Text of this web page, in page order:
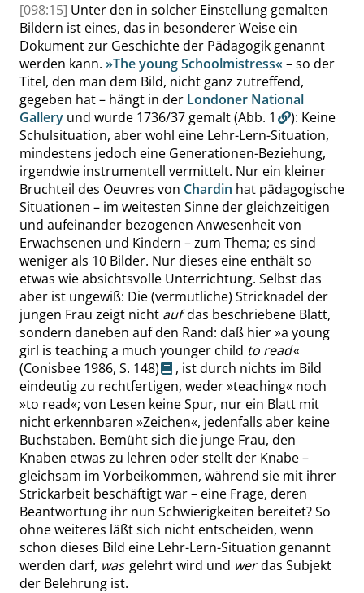
[098:15] Unter den in solcher Einstellung gemalten
Bildern ist eines, das in besonderer Weise ein
Dokument zur Geschichte der Pädagogik genannt
werden kann. »The young Schoolmistress« – so der
Titel, den man dem Bild, nicht ganz zutreffend,
gegeben hat – hängt in der Londoner National
Gallery und wurde 1736/37 gemalt (Abb. 1
): Keine
Schulsituation, aber wohl eine Lehr-Lern-Situation,
mindestens jedoch eine Generationen-Beziehung,
irgendwie instrumentell vermittelt. Nur ein kleiner
Bruchteil des Oeuvres von Chardin hat pädagogische
Situationen – im weitesten Sinne der gleichzeitigen
und aufeinander bezogenen Anwesenheit von
Erwachsenen und Kindern – zum Thema; es sind
weniger als 10 Bilder. Nur dieses eine enthält so
etwas wie absichtsvolle Unterrichtung. Selbst das
aber ist ungewiß: Die (vermutliche) Stricknadel der
jungen Frau zeigt nicht aufdas beschriebene Blatt,
sondern daneben auf den Rand: daß hier»a young
girl is teaching a much younger child to read«
(Conisbee 1986, S. 148)
, ist durch nichts im Bild
eindeutig zu rechtfertigen, weder»teaching« noch
»to read«; von Lesen keine Spur, nur ein Blatt mit
nicht erkennbaren »Zeichen«, jedenfalls aber keine
Buchstaben. Bemüht sich die junge Frau, den
Knaben etwas zu lehren oder stellt der Knabe –
gleichsam im Vorbeikommen, während sie mit ihrer
Strickarbeit beschäftigt war – eine Frage, deren
Beantwortung ihr nun Schwierigkeiten bereitet? So
ohne weiteres läßt sich nicht entscheiden, wenn
schon dieses Bild eine Lehr-Lern-Situation genannt
werden darf, was gelehrt wird und werdas Subjekt
der Belehrung ist.